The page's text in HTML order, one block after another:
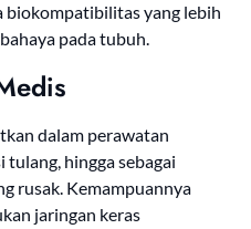
biokompatibilitas yang lebih
pada tubuh.
dalam perawatan
hingga sebagai
rusak. Kemampuannya
jaringan keras